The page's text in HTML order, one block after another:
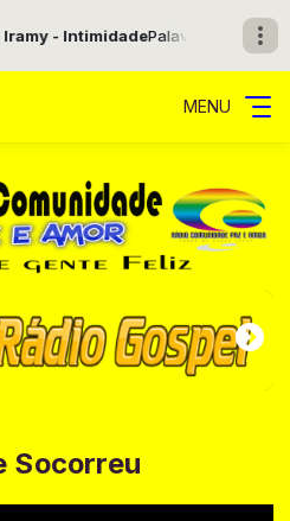
- IntimidadePalavra que
MENU
Socorreu